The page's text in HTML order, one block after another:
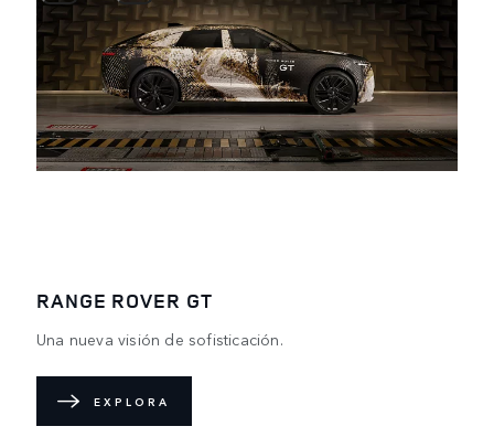
RANGE ROVER GT
Una nueva visión de sofisticación.
EXPLORA